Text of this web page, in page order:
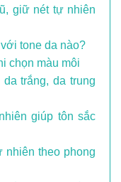
giữ nét tự nhiên
tone da nào?
chọn màu môi
trắng, da trung
giúp tôn sắc
nhiên theo phong